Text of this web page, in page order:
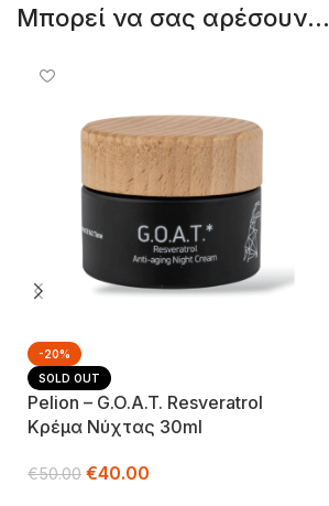
Μπορεί να σας αρέσουν...
-20%
SOLD OUT
Pelion – G.o.a.t. Resveratrol
Κρέμα Νύχτας 30ml
€50.00 €40.00